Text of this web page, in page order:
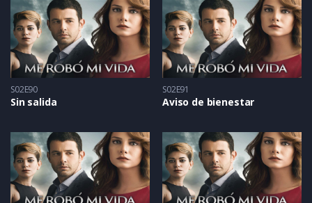
S02E90
Sin salida
S02E91
Aviso de bienestar